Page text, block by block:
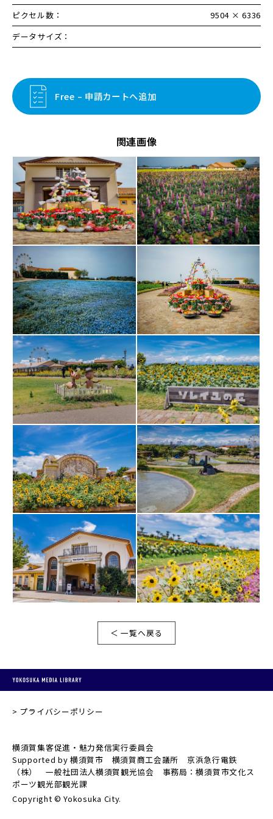
ピクセル数：
9504 × 6336
データサイズ：
Free – 申請カートへ追加
関連画像
＜ 一覧へ戻る
プライバシーポリシー
横須賀集客促進・魅力発信実行委員会
Supported by 横須賀市 横須賀商工会議所 京浜急行電鉄
（株） 一般社団法人横須賀観光協会 事務局：横須賀市文化ス
ポーツ観光部観光課
Copyright © Yokosuka City.